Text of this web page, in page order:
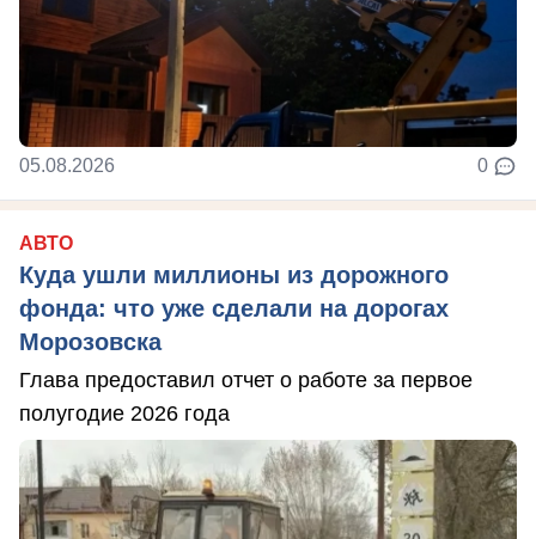
05.08.2026 0
АВТО
Куда ушли миллионы из дорожного
фонда: что уже сделали на дорогах
Морозовска
Глава предоставил отчет о работе за первое
полугодие 2026 года